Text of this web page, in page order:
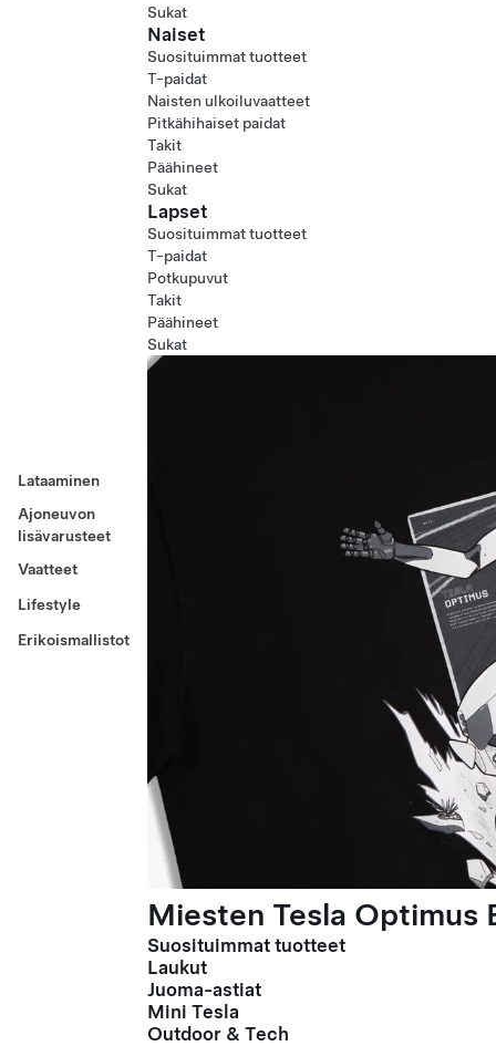
Lataaminen
Ajoneuvon
lisävarusteet
Vaatteet
Lifestyle
Erikoismallistot
Sukat
Naiset
Suosituimmat tuotteet
T-paidat
Naisten ulkoiluvaatteet
Pitkähihaiset paidat
Takit
Päähineet
Sukat
Lapset
Suosituimmat tuotteet
T-paidat
Potkupuvut
Takit
Päähineet
Sukat
Miesten Tesla
Suosituimmat tuotteet
Laukut
Juoma-astiat
Mini Tesla
Outdoor & Tech